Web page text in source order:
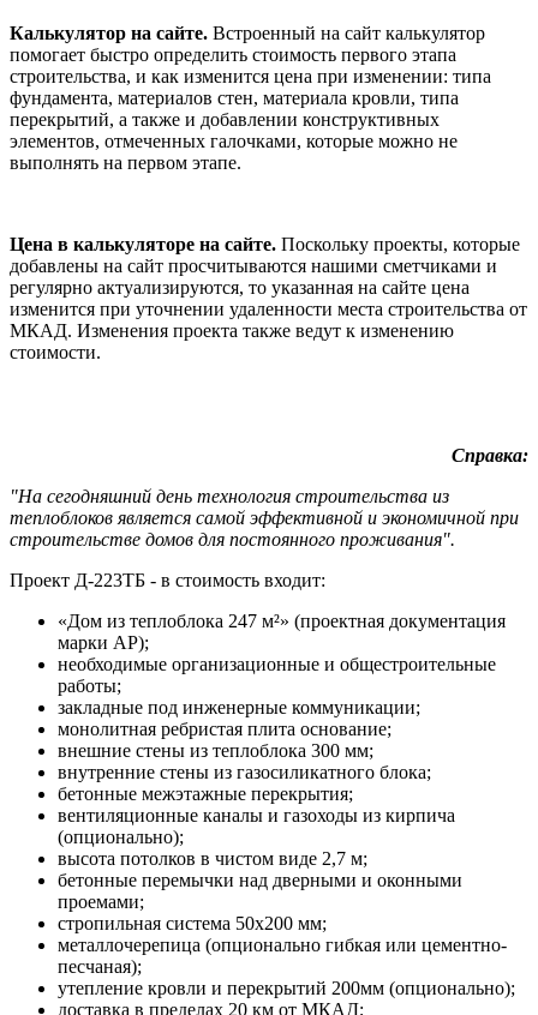
Калькулятор на сайте. Встроенный на сайт калькулятор
помогает быстро определить стоимость первого этапа
строительства, и как изменится цена при изменении: типа
фундамента, материалов стен, материала кровли, типа
перекрытий, а также и добавлении конструктивных
элементов, отмеченных галочками, которые можно не
выполнять на первом этапе.
Цена в калькуляторе на сайте. Поскольку проекты, которые
добавлены на сайт просчитываются нашими сметчиками и
регулярно актуализируются, то указанная на сайте цена
изменится при уточнении удаленности места строительства от
МКАД. Изменения проекта также ведут к изменению
стоимости.
Справка:
"На сегодняшний день технология строительства из
теплоблоков является самой эффективной и экономичной при
строительстве домов для постоянного проживания".
Проект Д-223ТБ - в стоимость входит:
«Дом из теплоблока 247 м²» (проектная документация
марки АР);
необходимые организационные и общестроительные
работы;
закладные под инженерные коммуникации;
монолитная ребристая плита основание;
внешние стены из теплоблока 300 мм;
внутренние стены из газосиликатного блока;
бетонные межэтажные перекрытия;
вентиляционные каналы и газоходы из кирпича
(опционально);
высота потолков в чистом виде 2,7 м;
бетонные перемычки над дверными и оконными
проемами;
стропильная система 50х200 мм;
металлочерепица (опционально гибкая или цементно-
песчаная);
утепление кровли и перекрытий 200мм (опционально);
доставка в пределах 20 км от МКАД;